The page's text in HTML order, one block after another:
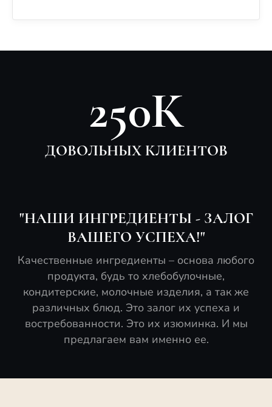
250К
ДОВОЛЬНЫХ КЛИЕНТОВ
"НАШИ ИНГРЕДИЕНТЫ - ЗАЛОГ
ВАШЕГО УСПЕХА!"
Качественные ингредиенты – основа любого
продукта, будь то хлебобулочные,
кондитерские, молочные изделия, а так же
различных блюд. Это залог их успеха и
востребованности. Это их изюминка. И мы
предлагаем вам именно ее.